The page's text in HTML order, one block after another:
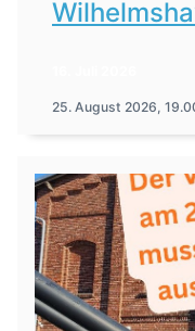
25. August 2026,